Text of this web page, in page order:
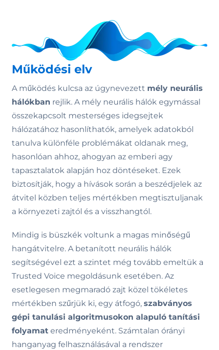
Működési elv
A működés kulcsa az úgynevezett mély neurális
hálókban rejlik. A mély neurális hálók egymással
összekapcsolt mesterséges idegsejtek
hálózatához hasonlíthatók, amelyek adatokból
tanulva különféle problémákat oldanak meg,
hasonlóan ahhoz, ahogyan az emberi agy
tapasztalatok alapján hoz döntéseket. Ezek
biztosítják, hogy a hívások során a beszédjelek az
átvitel közben teljes mértékben megtisztuljanak
a környezeti zajtól és a visszhangtól.
Mindig is büszkék voltunk a magas minőségű
hangátvitelre. A betanított neurális hálók
segítségével ezt a szintet még tovább emeltük a
Trusted Voice megoldásunk esetében. Az
esetlegesen megmaradó zajt közel tökéletes
mértékben szűrjük ki, egy átfogó, szabványos
gépi tanulási algoritmusokon alapuló tanítási
folyamat eredményeként. Számtalan órányi
hanganyag felhasználásával a rendszer